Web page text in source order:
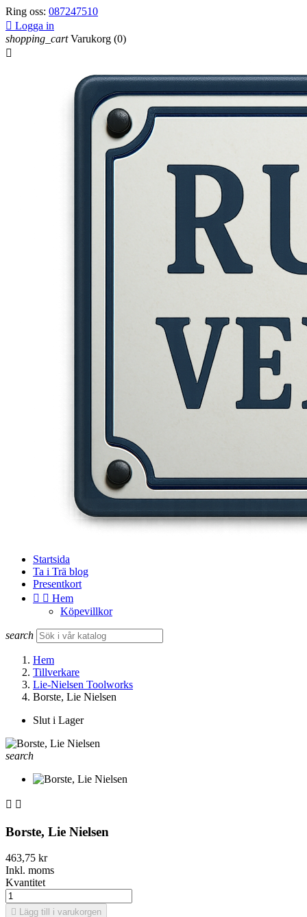
Ring oss: 087247510
 Logga in
shopping_cart Varukorg (0)

Startsida
Ta i Trä blog
Presentkort
  Hem
Köpevillkor
search
Hem
Tillverkare
Lie-Nielsen Toolworks
Borste, Lie Nielsen
Slut i Lager
search
 
Borste, Lie Nielsen
463,75 kr
Inkl. moms
Kvantitet
 Lägg till i varukorgen